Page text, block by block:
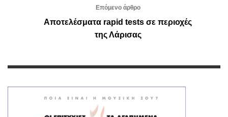
Επόμενο άρθρο
Αποτελέσματα rapid tests σε περιοχές
της Λάρισας